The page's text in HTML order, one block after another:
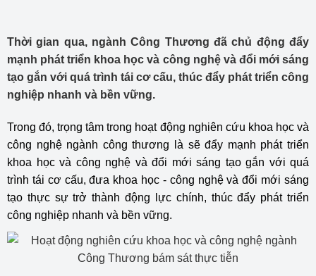
Thời gian qua, ngành Công Thương đã chủ động đẩy
mạnh phát triển khoa học và công nghệ và đổi mới sáng
tạo gắn với quá trình tái cơ cấu, thúc đẩy phát triển công
nghiệp nhanh và bền vững.
Trong đó, trọng tâm trong hoạt động nghiên cứu khoa học và
công nghệ ngành công thương là sẽ đẩy mạnh phát triển
khoa học và công nghệ và đổi mới sáng tạo gắn với quá
trình tái cơ cấu, đưa khoa học - công nghệ và đổi mới sáng
tạo thực sự trở thành động lực chính, thúc đẩy phát triển
công nghiệp nhanh và bền vững.